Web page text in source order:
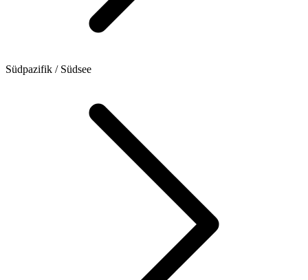
Südpazifik / Südsee